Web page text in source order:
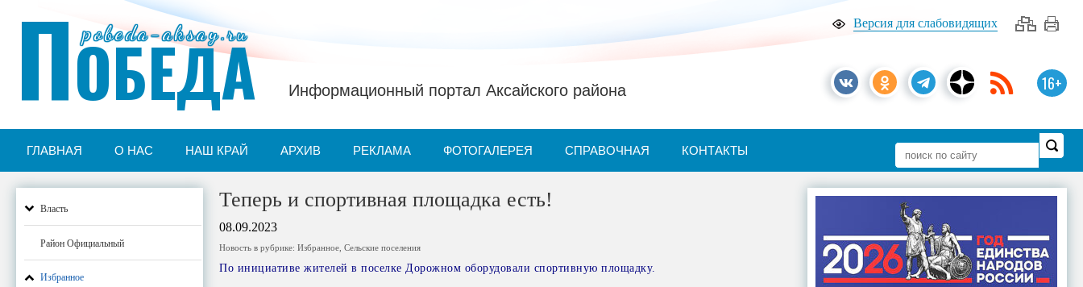
Версия для слабовидящих
16+
pobeda-aksay.ru
ПОБЕДА Информационный портал Аксайского района
ГЛАВНАЯ О НАС НАШ КРАЙ АРХИВ РЕКЛАМА ФОТОГАЛЕРЕЯ СПРАВОЧНАЯ КОНТАКТЫ
Власть
Район Официальный
Избранное
Теперь и спортивная площадка есть!
08.09.2023
Новость в рубрике:Избранное ,Сельские поселения
По инициативе жителей в поселке Дорожном оборудовали спортивную площадку.